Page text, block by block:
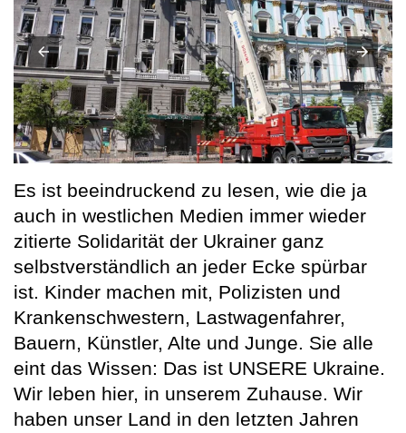
Es ist beeindruckend zu lesen, wie die ja
auch in westlichen Medien immer wieder
zitierte Solidarität der Ukrainer ganz
selbstverständlich an jeder Ecke spürbar
ist. Kinder machen mit, Polizisten und
Krankenschwestern, Lastwagenfahrer,
Bauern, Künstler, Alte und Junge. Sie alle
eint das Wissen: Das ist UNSERE Ukraine.
Wir leben hier, in unserem Zuhause. Wir
haben unser Land in den letzten Jahren